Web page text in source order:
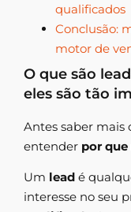
qualificados
Conclusão:
motor de
O que são
eles são tão
Antes saber mais
entender por
Um lead é
interesse no seu